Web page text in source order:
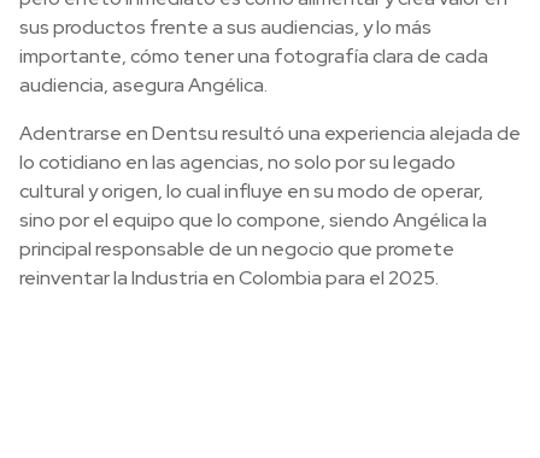
sus productos frente a sus audiencias, y lo más
importante, cómo tener una fotografía clara de cada
audiencia, asegura Angélica.
Adentrarse en Dentsu resultó una experiencia alejada de
lo cotidiano en las agencias, no solo por su legado
cultural y origen, lo cual influye en su modo de operar,
sino por el equipo que lo compone, siendo Angélica la
principal responsable de un negocio que promete
reinventar la Industria en Colombia para el 2025.